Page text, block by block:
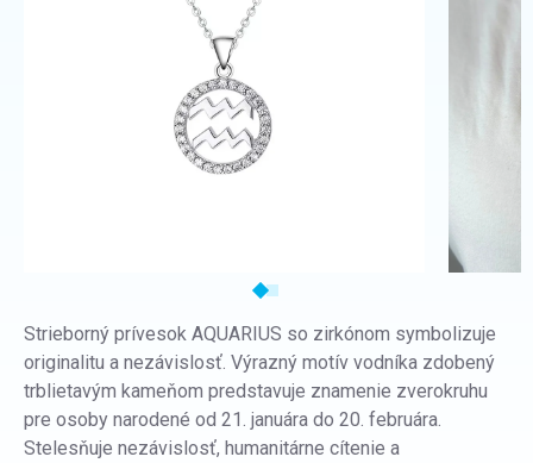
Strieborný prívesok AQUARIUS so zirkónom symbolizuje
originalitu a nezávislosť. Výrazný motív vodníka zdobený
trblietavým kameňom predstavuje znamenie zverokruhu
pre osoby narodené od 21. januára do 20. februára.
Stelesňuje nezávislosť, humanitárne cítenie a